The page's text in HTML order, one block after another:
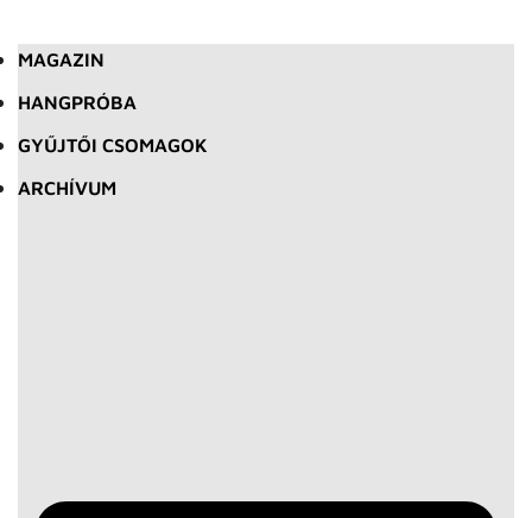
MAGAZIN
HANGPRÓBA
GYŰJTŐI CSOMAGOK
ARCHÍVUM